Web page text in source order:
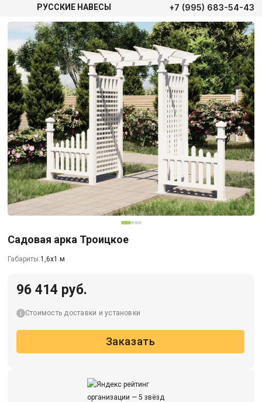
РУССКИЕ НАВЕСЫ +7 (995) 683-54-43
Садовая арка Троицкое
Габариты:1,6х1 м
96 414 руб.
Стоимость доставки и установки
Заказать